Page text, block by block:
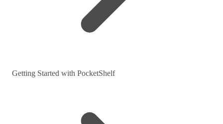
Getting Started with PocketShelf